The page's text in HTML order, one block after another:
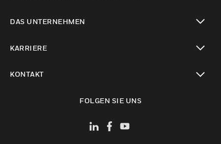
DAS UNTERNEHMEN
KARRIERE
KONTAKT
FOLGEN SIE UNS